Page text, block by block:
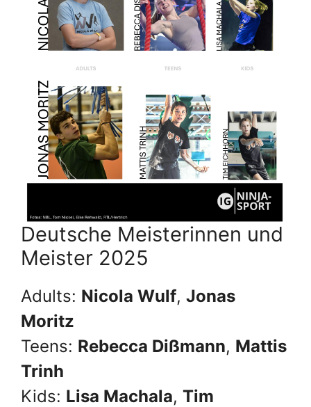
Deutsche Meisterinnen und
Meister 2025
Adults: Nicola Wulf, Jonas
Moritz
Teens: Rebecca Dißmann, Mattis
Trinh
Kids: Lisa Machala, Tim